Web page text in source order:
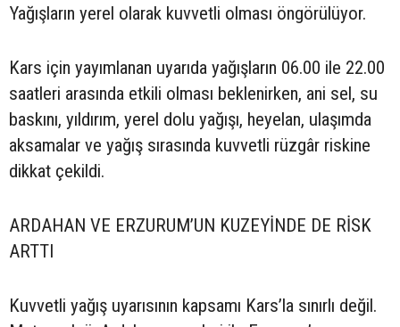
Yağışların yerel olarak kuvvetli olması öngörülüyor.
Kars için yayımlanan uyarıda yağışların 06.00 ile 22.00
saatleri arasında etkili olması beklenirken, ani sel, su
baskını, yıldırım, yerel dolu yağışı, heyelan, ulaşımda
aksamalar ve yağış sırasında kuvvetli rüzgâr riskine
dikkat çekildi.
ARDAHAN VE ERZURUM’UN KUZEYİNDE DE RİSK
ARTTI
Kuvvetli yağış uyarısının kapsamı Kars’la sınırlı değil.